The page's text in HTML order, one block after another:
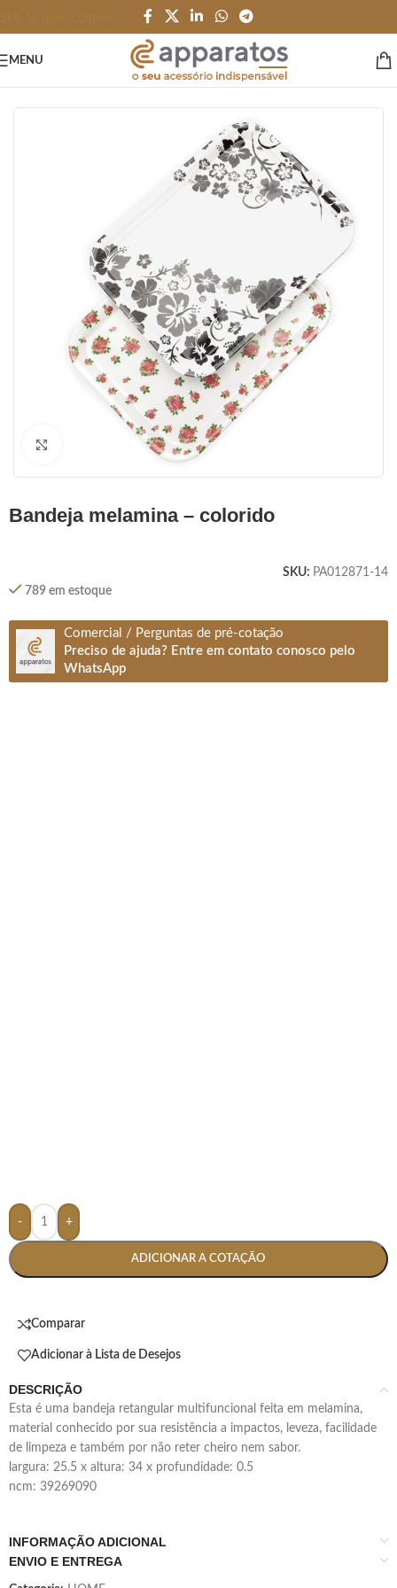
MENU
Clique para ampliar
bandeja melamina – colorido
SKU: PA012871-14
789 em estoque
Comercial / Perguntas de pré-cotação
Preciso de ajuda? Entre em contato conosco pelo
WhatsApp
- +
ADICIONAR A COTAÇÃO
Comparar
Adicionar à Lista de Desejos
DESCRIÇÃO
esta é uma bandeja retangular multifuncional feita em melamina,
material conhecido por sua resistência a impactos, leveza, facilidade
de limpeza e também por não reter cheiro nem sabor.
largura: 25.5 x altura: 34 x profundidade: 0.5
ncm: 39269090
INFORMAÇÃO ADICIONAL
ENVIO E ENTREGA